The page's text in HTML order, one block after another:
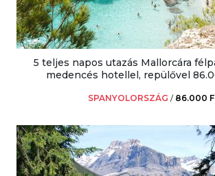
5 teljes napos utazás Mallorcára
medencés hotellel, repülővel
SPANYOLORSZÁG / 86.000